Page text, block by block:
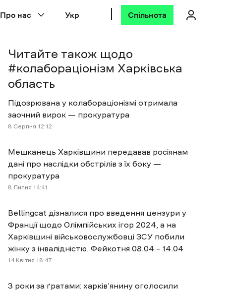
Про нас Укр Спільнота
Читайте також щодо
#колабораціонізм Харківська
область
Підозрювана у колабораціонізмі отримала
заочний вирок — прокуратура
8 Cерпня 12:12
Мешканець Харківщини передавав росіянам
дані про наслідки обстрілів з їх боку —
прокуратура
8 Липня 14:41
Bellingcat дізналися про введення цензури у
Франції щодо Олімпійських ігор 2024, а на
Харківщині військовослужбовці ЗСУ побили
жінку з інвалідністю. Фейкотня 08.04 – 14.04
14 Квітня 18:47
3 роки за ґратами: харків’янину оголосили